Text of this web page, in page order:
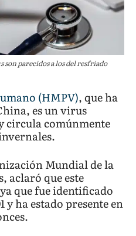
parecidos a los del resfriado
(HMPV), que ha
es un virus
circula comúnmente
Mundial de la
aclaró que este
que fue identificado
y ha estado presente en